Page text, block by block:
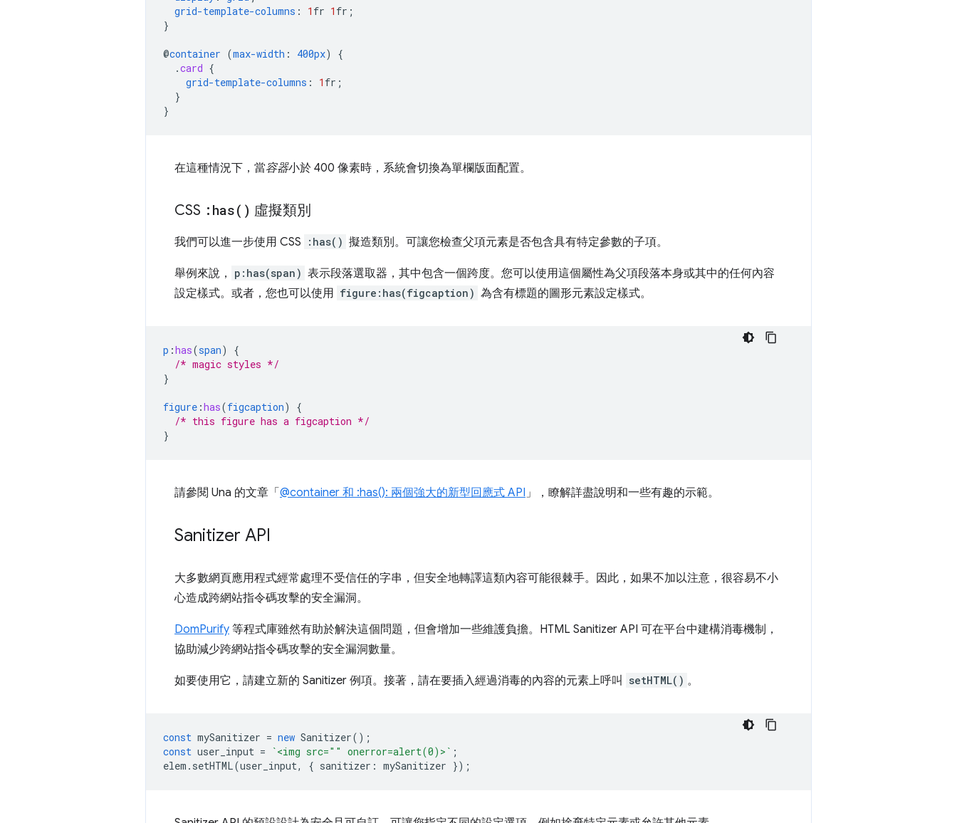
grid-template-columns : 1 fr 1 fr ;
}
@container (max-width : 400px)
{
.card {
grid-template-columns : 1 fr ;
}
}
在這種情況下，當容器小於 400 像素時，系統會切換為單欄版面配置。
CSS : has( ) 虛擬類別
我們可以進一步使用 CSS :has() 擬造類別。可讓您檢查父項元素是否包含具有特定參數的子項。
舉例來說， p:has(span) 表示段落選取器，其中包含一個跨度。您可以使用這個屬性為父項段落本身或其中的任何內容
設定樣式。或者，您也可以使用 figure:has(figcaption) 為含有標題的圖形元素設定樣式。
p :has(span)
{
/* magic styles */
}
figure :has(figcaption)
{
/* this figure has a figcaption */
}
請參閱 Una 的文章「 @container 和 :has(): 兩個強大的新型回應式 API」，瞭解詳盡說明和一些有趣的示範。
Sanitizer API
大多數網頁應用程式經常處理不受信任的字串，但安全地轉譯這類內容可能很棘手。因此，如果不加以注意，很容易不小
心造成跨網站指令碼攻擊的安全漏洞。
DomPurify 等程式庫雖然有助於解決這個問題，但會增加一些維護負擔。HTML Sanitizer API 可在平台中建構消毒機制，
協助減少跨網站指令碼攻擊的安全漏洞數量。
如要使用它，請建立新的 Sanitizer 例項。接著，請在要插入經過消毒的內容的元素上呼叫 setHTML() 。
const mySanitizer = new Sanitizer();
const user_input = `<img src="" onerror=alert(0)>` ;
elem . setHTML(user_input, { sanitizer : mySanitizer });